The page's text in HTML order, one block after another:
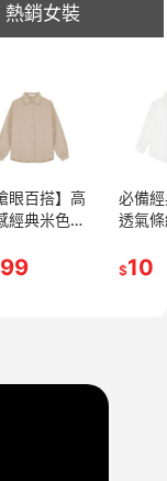
熱銷女裝
眼百搭】高
經典米色長
必備
透氣
力
$10